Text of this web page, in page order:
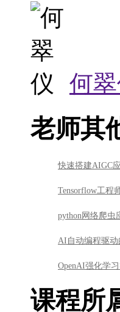
何
老师其
快速搭建AIGC
Tensorflow工程
python网络爬虫
AI自动编程驱
OpenAI强化学
课程所